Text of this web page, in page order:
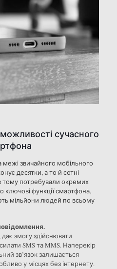
сучасного
звичайного мобільного
десятки, а то й сотні
тому потребували окремих
функції смартфона,
мільйони людей по всьому
змогу здійснювати
SMS та MMS. Наперекір
зв’язок залишається
у місцях без інтернету.